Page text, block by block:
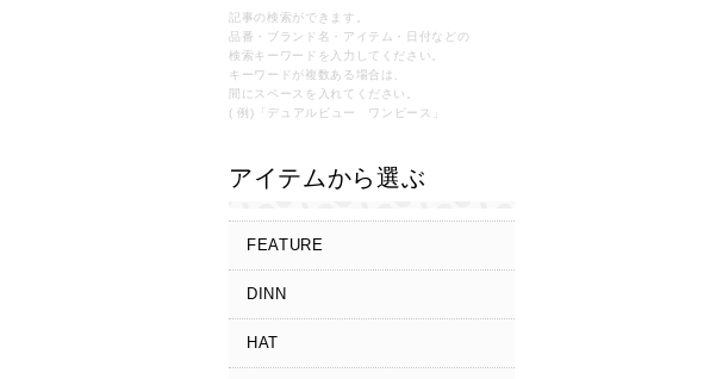
記事の検索ができます。
品番・ブランド名・アイテム・日付などの
検索キーワードを入力してください。
キーワードが複数ある場合は、
間にスペースを入れてください。
( 例)「デュアルビュー ワンピース」
アイテムから選ぶ
FEATURE
DINN
HAT